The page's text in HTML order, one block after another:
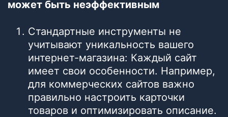
может быть неэффективным
Стандартные инструменты не
учитывают уникальность вашего
интернет-магазина: Каждый сайт
имеет свои особенности. Например,
для коммерческих сайтов важно
правильно настроить карточки
товаров и оптимизировать описание.